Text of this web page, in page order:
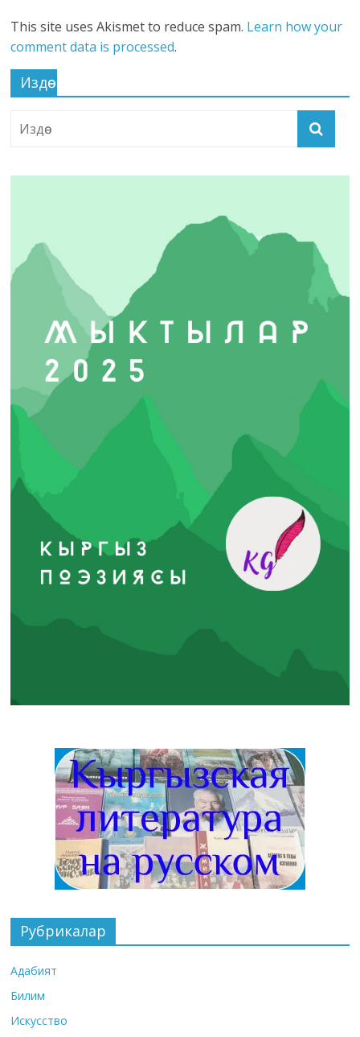
This site uses Akismet to reduce spam. Learn how your
comment data is processed.
Издөө
Рубрикалар
Адабият
Билим
Искусство